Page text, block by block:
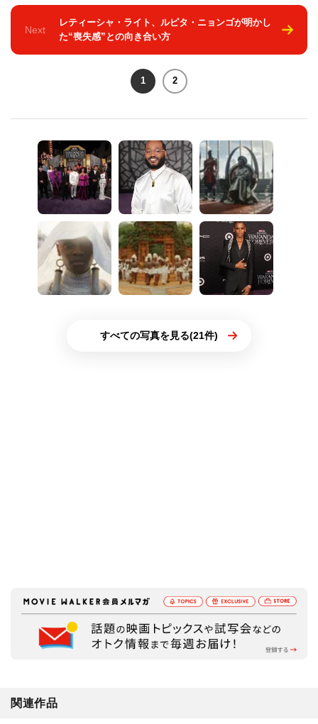
Next
レティーシャ・ライト、ルピタ・ニョンゴが明かし
た“喪失感”との向き合い方
1 2
すべての写真を見る(21件)
関連作品